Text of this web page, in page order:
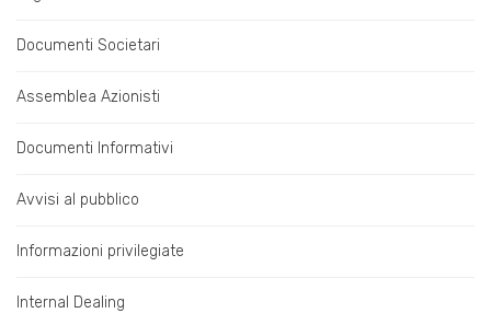
Documenti Societari
Assemblea Azionisti
Documenti Informativi
Avvisi al pubblico
Informazioni privilegiate
Internal Dealing